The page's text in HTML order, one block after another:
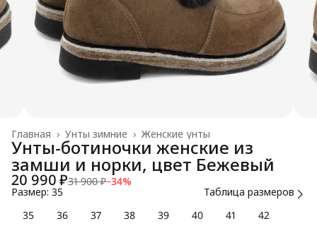
Женские унты
Унты зимние ›
Главная ›
Унты-ботиночки женские из
замши и норки, цвет Бежевый
20 990 ₽31 900 ₽−34%
Размер: 35
Таблица размеров
35
36 37 38 39 40 41
42